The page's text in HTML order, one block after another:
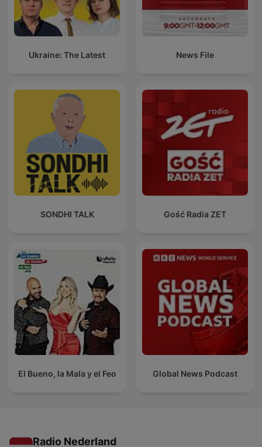
Ukraine: The Latest News File
SONDHI TALK Gość Radia ZET
El Bueno, la Mala y el Feo Global News Podcast
Radio Nederland